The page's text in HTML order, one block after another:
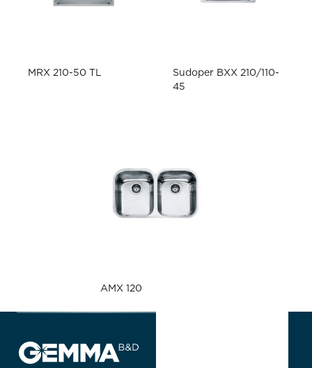
MRX 210-50 TL
Sudoper BXX 210/110-
45
AMX 120